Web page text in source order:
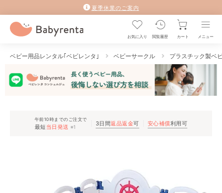
夏季休業のご案内
お気に入り 閲覧履歴 カート メニュー
ベビー用品レンタル｢ベビレンタ｣ ベビーサークル プラスチック製ベ
午前10時までのご注文で
最短 当日発送 ※1 3日間返品返金可 安心補償利用可